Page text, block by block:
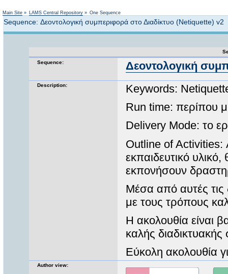
Main Site » LAMS Central Repository » One Sequence
Sequence: Δεοντολογική συμπεριφορά στο Διαδίκτυο (Netiquette) v2
Sequence:
Δεοντολογική
Description:
Keywords:
Run time: περίπου
Delivery Mode: το
Outline of Activities:
εκπαιδευτικό
εκπονήσουν
Μέσα από αυτές τις
με τους τρόπους
Η ακολουθία είναι
καλής
Εύκολη ακολουθία
Author view: